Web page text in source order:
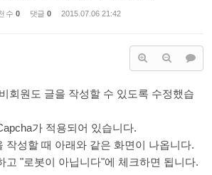
수 0 댓글 0 2015.07.06 21:42
회원도 글을 작성할 수 있도록 수정했습
가 적용되어 있습니다.
작성할 때 아래와 같은 화면이 나옵니다.
고 "로봇이 아닙니다"에 체크하면 됩니다.